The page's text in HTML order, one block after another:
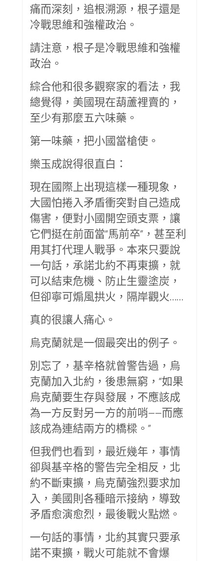
痛而深刻，追根溯源，根子還是
冷戰思維和強權政治。
請注意，根子是冷戰思維和強權
政治。
綜合他和很多觀察家的看法，我
總覺得，美國現在葫蘆裡賣的，
至少有那麼五六味藥。
第一味藥，把小國當槍使。
樂玉成說得很直白：
現在國際上出現這樣一種現象，
大國怕捲入矛盾衝突對自己造成
傷害，便對小國開空頭支票，讓
它們挺在前面當“馬前卒”，甚至利
用其打代理人戰爭。本來只要說
一句話，承諾北約不再東擴，就
可以結束危機、防止生靈塗炭，
但卻寧可煽風拱火，隔岸觀火……
真的很讓人痛心。
烏克蘭就是一個最突出的例子。
別忘了，基辛格就曾警告過，烏
克蘭加入北約，後患無窮，“如果
烏克蘭要生存與發展，不應該成
為一方反對另一方的前哨——而應
該成為連結兩方的橋樑。”
但我們也看到，最近幾年，事情
卻與基辛格的警告完全相反，北
約不斷東擴，烏克蘭強烈要求加
入，美國則各種暗示接納，導致
矛盾愈演愈烈，最後戰火點燃。
一句話的事情，北約其實只要承
諾不東擴，戰火可能就不會爆